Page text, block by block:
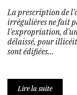
La prescription de
irrégulières ne fait
l'expropriation,
délaissé, pour
sont édifiées...
Lire la suite